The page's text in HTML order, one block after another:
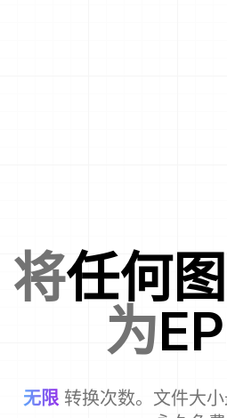
将任何
为
无限 转换次数。文件大